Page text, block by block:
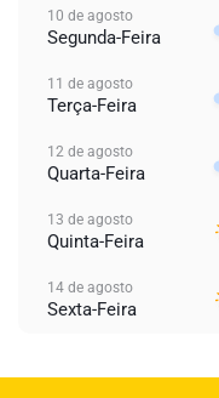
10 de agosto
Segunda-Feira
11 de agosto
Terça-Feira
12 de agosto
Quarta-Feira
13 de agosto
Quinta-Feira
14 de agosto
Sexta-Feira